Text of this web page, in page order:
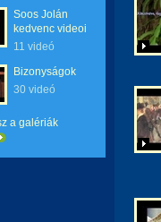
Soos Jolán
kedvenc videoi
11 videó
Bizonyságok
30 videó
a galériák